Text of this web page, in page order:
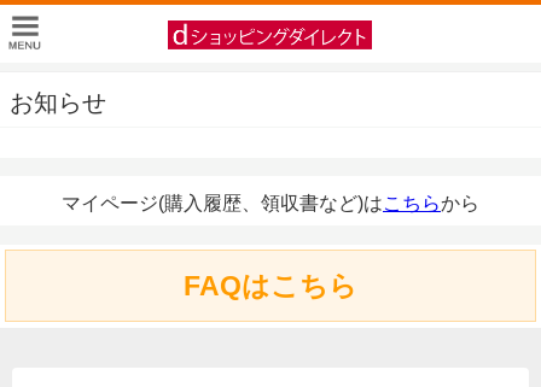
お知らせ
マイページ(購入履歴、領収書など)はこちらから
FAQはこちら